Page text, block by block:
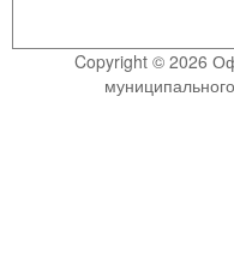
Copyright © 2026